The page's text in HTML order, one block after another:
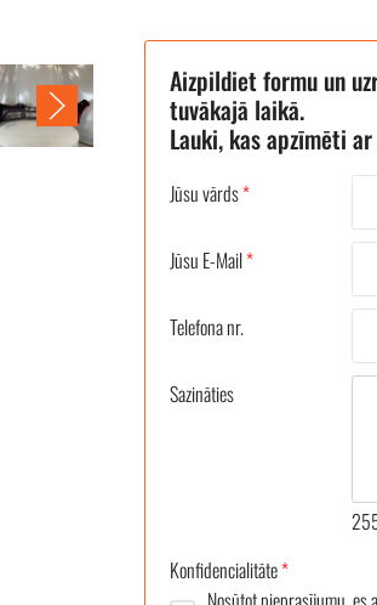
Aizpildiet formu un
tuvākajā laikā.
Lauki, kas apzīmēti
Jūsu vārds*
Jūsu E-Mail*
Telefona nr.
Sazināties
Konfidencialitāte*